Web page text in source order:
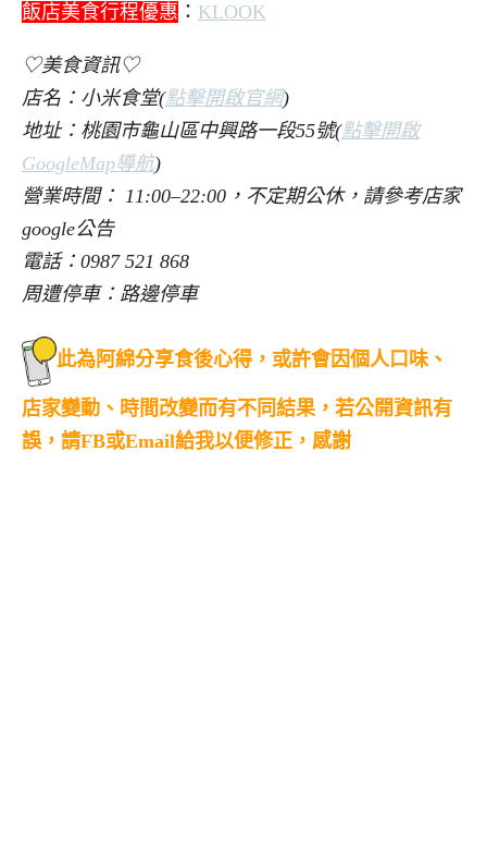
飯店美食行程優惠 ： KLOOK
♡美食資訊♡
店名：小米食堂(點擊開啟官網)
地址：桃園市龜山區中興路一段55號(點擊開啟
GoogleMap導航)
營業時間： 11:00–22:00，不定期公休，請參考店家
google公告
電話：0987 521 868
周遭停車：路邊停車
此為阿綿分享食後心得，或許會因個人口味、
店家變動、時間改變而有不同結果，若公開資訊有
誤，請FB或Email給我以便修正，感謝